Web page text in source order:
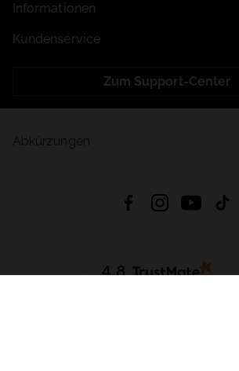
Informationen
Kundenservice
Zum Support-Center
4.8